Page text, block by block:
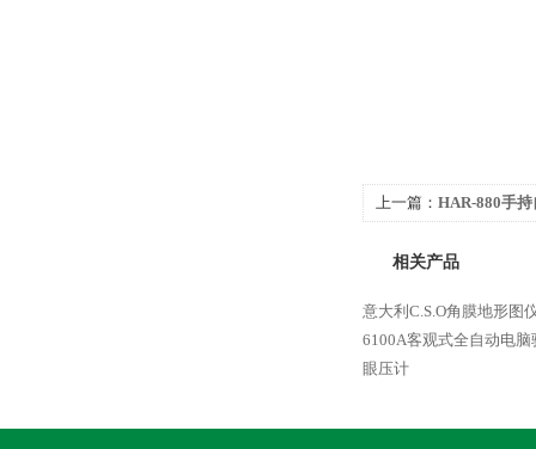
上一篇： HAR-880手
相关产品
意大利C.S.O角膜地形图
6100A客观式全自动电脑
眼压计